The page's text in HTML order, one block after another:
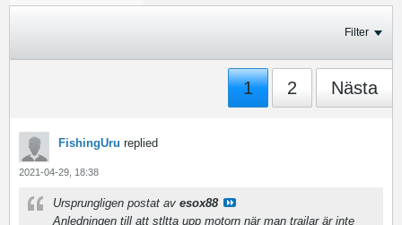
Filter
1 2 Nästa
FishingUru replied
2021-04-29, 18:38
Ursprungligen postat av esox88
Anledningen till att stltta upp motorn när man trailar är inte